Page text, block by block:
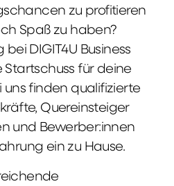
zu profitieren
Spaß zu haben?
DIGIT4U Business
Startschuss für deine
uns finden qualifizierte
Quereinsteiger
und Bewerber:innen
ein zu Hause.